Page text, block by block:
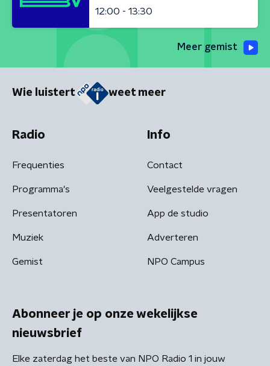
12:00 - 13:30
Meer gemist
Wie luistert weet meer
Radio
Frequenties
Programma's
Presentatoren
Muziek
Gemist
Info
Contact
Veelgestelde vragen
App de studio
Adverteren
NPO Campus
Abonneer je op onze wekelijkse
nieuwsbrief
Elke zaterdag het beste van NPO Radio 1 in jouw